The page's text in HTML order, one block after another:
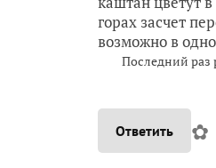
горах засчет
возможно в
Последний раз
Ответить ✿